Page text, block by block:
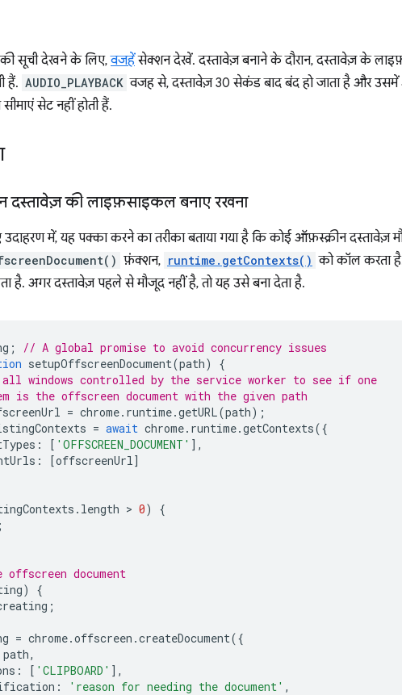
की सूची देखने के लिए,वजहेंसेक्शन देखें. दस्तावेज़ बनाने के दौरान, दस्तावेज़ के
हैं. AUDIO_PLAYBACK वजह से, दस्तावेज़ 30 सेकंड बाद बंद हो जाता है और
सेट नहीं होती हैं.
दस्तावेज़ की लाइफ़साइकल बनाए रखना
उदाहरण में, यह पक्का करने का तरीका बताया गया है कि कोई ऑफ़स्क्रीन दस्तावेज़
फ़ंक्शन, runtime.getContexts() को कॉल करता
है. अगर दस्तावेज़ पहले से मौजूद नहीं है, तो यह उसे बना देता है.
;
// A global promise to avoid concurrency issues
setupOffscreenDocument(path)
{
all windows controlled by the service worker to see if one
is the offscreen document with the given path
= chrome. runtime.getURL(path);
= await chrome. runtime.getContexts({
: [ 'OFFSCREEN_DOCUMENT' ],
: [offscreenUrl]
. length > 0)
{
;
document
)
{
;
= chrome.offscreen .createDocument({
path,
: [ 'CLIPBOARD' ],
: 'reason for needing the document' ,